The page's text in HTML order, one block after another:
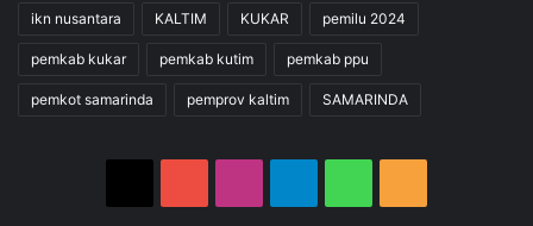
ikn nusantara KALTIM KUKAR pemilu 2024
pemkab kukar pemkab kutim pemkab ppu
pemkot samarinda pemprov kaltim SAMARINDA